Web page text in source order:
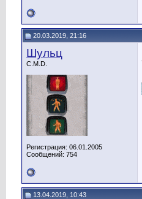
20.03.2019, 21:16
Шульц
C.M.D.
Регистрация: 06.01.2005
Сообщений: 754
13.04.2019, 10:43